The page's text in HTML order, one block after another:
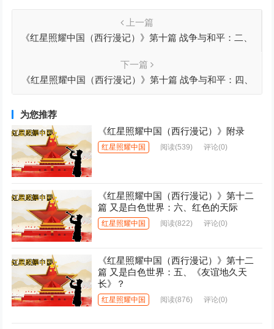
上一篇
《红星照耀中国（西行漫记）》第十篇 战争与和平：二、
下一篇
《红星照耀中国（西行漫记）》第十篇 战争与和平：四、
为您推荐
《红星照耀中国（西行漫记）》附录
红星照耀中国 阅读(539) 评论(0)
《红星照耀中国（西行漫记）》第十二
篇 又是白色世界：六、红色的天际
红星照耀中国 阅读(822) 评论(0)
《红星照耀中国（西行漫记）》第十二
篇 又是白色世界：五、《友谊地久天
长》？
红星照耀中国 阅读(876) 评论(0)